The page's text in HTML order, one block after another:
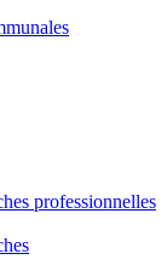
professionnelles